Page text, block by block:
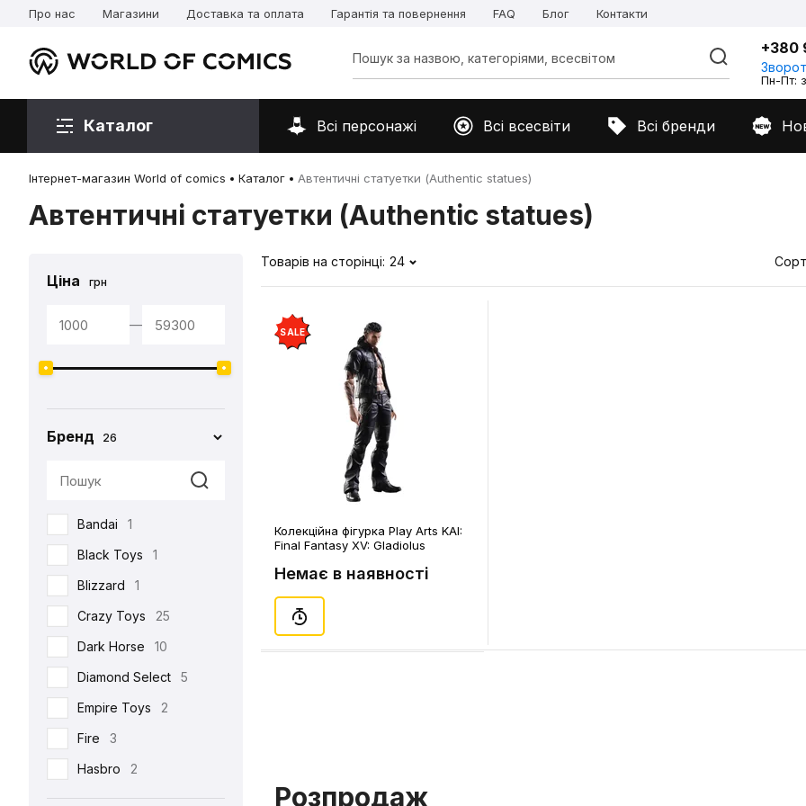
Про нас Магазини Доставка та оплата Гарантія та повернення FAQ Блог Контакти
+380
Пн-Пт:
Каталог Всі персонажі Всі всесвіти Всі бренди
Інтернет-магазин World of comics Каталог Автентичні статуетки (Authentic statues)
Автентичні статуетки (Authentic statues)
Ціна грн
—
Бренд 26
Bandai
1
Black Toys
1
Blizzard
1
Crazy Toys
25
Dark Horse
10
Diamond Select
5
Empire Toys
2
Fire
3
Hasbro
2
Hot Toys 93
Товарів на сторінці: 24
SALE
Колекційна фігурка Play Arts KAI:
Final Fantasy XV: Gladiolus
Немає в наявності
Розпродаж